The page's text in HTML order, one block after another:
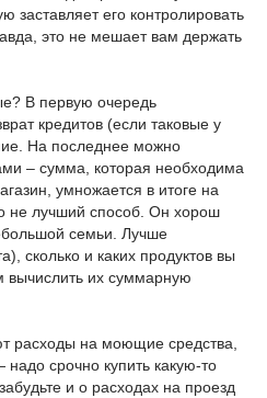
заставляет его контролировать
это не мешает вам держать
В первую очередь
кредитов (если таковые у
На последнее можно
– сумма, которая необходима
умножается в итоге на
не лучший способ. Он хорош
семьи. Лучше
сколько и каких продуктов вы
вычислить их суммарную
расходы на моющие средства,
срочно купить какую-то
и о расходах на проезд